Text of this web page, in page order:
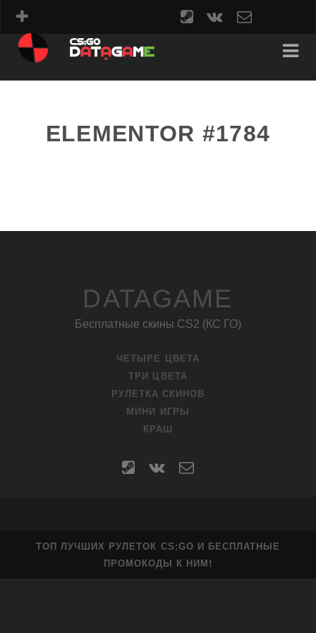
steamvk
contact
ELEMENTOR #1784
DATAGAME
Бесплатные скины CS2 (КС ГО)
ЧЕТЫРЕ ЦВЕТА
ТРИ ЦВЕТА
РУЛЕТКА СКИНОВ
МИНИ ИГРЫ
КРАШ
steamvk
contact
ТОП ЛУЧШИХ РУЛЕТОК CS:GO И БЕСПЛАТНЫЕ
ПРОМОКОДЫ К НИМ!